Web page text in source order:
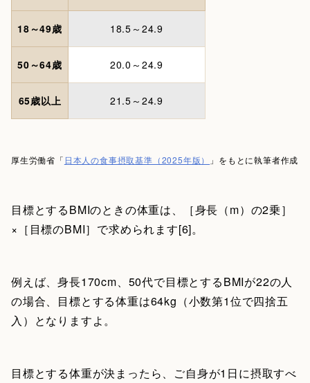
18～49歳 18.5～24.9
50～64歳 20.0～24.9
65歳以上 21.5～24.9
厚生労働省「 日本人の食事摂取基準（2025年版） 」をもとに執筆者作成
目標とするBMIのときの体重は、［身長（m）の2乗］
×［目標のBMI］で求められます[6]。
例えば、身長170cm、50代で目標とするBMIが22の人
の場合、目標とする体重は64kg（小数第1位で四捨五
入）となりますよ。
目標とする体重が決まったら、ご自身が1日に摂取すべ